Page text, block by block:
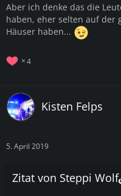
Aber ich denke das die
haben, eher selten auf der
Häuser haben...
4
Kisten Felps
5. April 2019
Zitat von Steppi Wolf